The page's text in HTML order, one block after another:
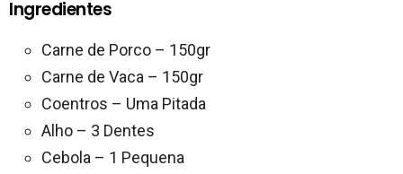
Ingredientes
Carne de Porco – 150gr
Carne de Vaca – 150gr
Coentros – Uma Pitada
Alho – 3 Dentes
Cebola – 1 Pequena